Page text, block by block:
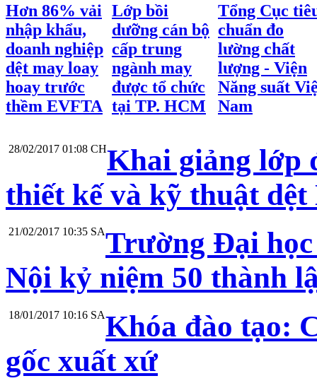
Hơn 86% vải
nhập khẩu,
doanh nghiệp
dệt may loay
hoay trước
thềm EVFTA
Lớp bồi
dưỡng cán bộ
cấp trung
ngành may
được tổ chức
tại TP. HCM
Tổng Cục
chuẩn đo
lường chất
lượng - Viện
Năng suất
Nam
28/02/2017 01:08 CHKhai giảng lớp
thiết kế và kỹ thuật dệt
21/02/2017 10:35 SATrường Đại
Nội kỷ niệm 50 thành
18/01/2017 10:16 SAKhóa đào tạo:
gốc xuất xứ